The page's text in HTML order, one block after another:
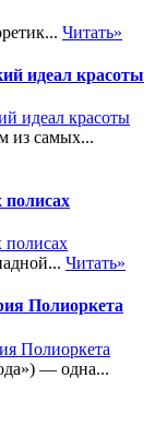
Читать»
идеал красоты
из самых...
Читать»
Полиоркета
— одна...